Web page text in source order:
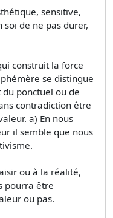
sensitive,
de ne pas durer,
construit la force
se distingue
ponctuel ou de
contradiction être
a) En nous
il semble que nous
ou à la réalité,
pourra être
ou pas.